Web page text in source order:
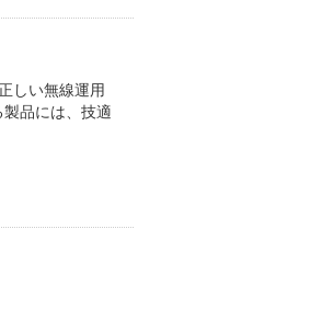
しい無線運用
品には、技適